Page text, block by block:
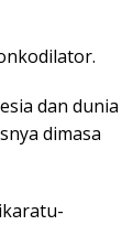
dan dunia
dimasa